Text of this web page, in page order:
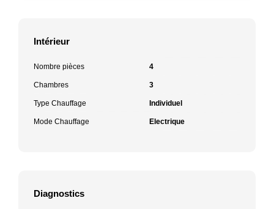
Intérieur
Nombre pièces 4
Chambres 3
Type Chauffage Individuel
Mode Chauffage Electrique
Diagnostics